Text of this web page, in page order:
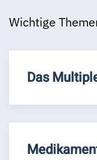
Wichtige
Das